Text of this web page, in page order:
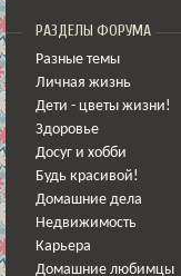
РАЗДЕЛЫ ФОРУМА
Разные темы
Личная жизнь
Дети - цветы жизни!
Здоровье
Досуг и хобби
Будь красивой!
Домашние дела
Недвижимость
Карьера
Домашние любимцы